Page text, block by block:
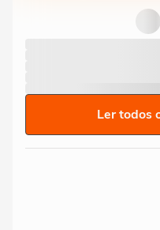
Ler todos